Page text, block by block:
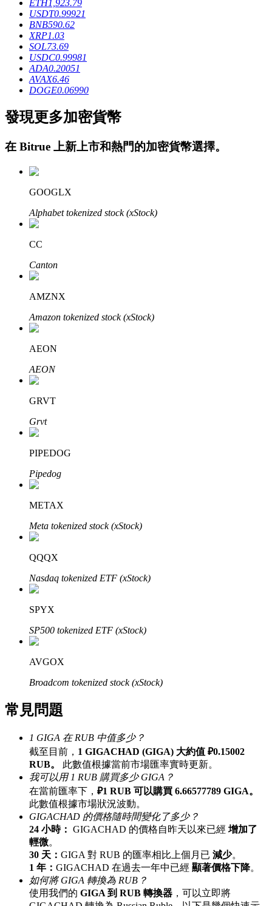
借貸寶
借貸數字貨幣，及時且安全的服務
享受活期理財及長期收益
學習理財
了解如何賺取穩定收入
Bitrue
合夥人計劃
Bitrue渠道合伙人
邀请好友
邀請朋友獲得現金獎勵
BTC 專享獎勵
ETH1,923.79
USDT0.99921
BNB590.62
XRP1.03
SOL73.69
USDC0.99981
ADA0.20051
AVAX6.46
DOGE0.06990
發現更多加密貨幣
在 Bitrue 上新上市和熱門的加密貨幣選擇。
GOOGLX
Alphabet tokenized stock (xStock)
CC
Canton
AMZNX
Amazon tokenized stock (xStock)
AEON
AEON
GRVT
Grvt
PIPEDOG
Pipedog
METAX
Meta tokenized stock (xStock)
QQQX
Nasdaq tokenized ETF (xStock)
SPYX
SP500 tokenized ETF (xStock)
AVGOX
Broadcom tokenized stock (xStock)
常見問題
1 GIGA 在 RUB 中值多少？
截至目前， 1 GIGACHAD (GIGA) 大約值 ₽0.15002
RUB。
此數值根據當前市場匯率實時更新。
我可以用 1 RUB 購買多少 GIGA？
在當前匯率下， ₽1 RUB 可以購買 6.66577789 GIGA。
此數值根據市場狀況波動。
GIGACHAD 的價格隨時間變化了多少？
24 小時： GIGACHAD 的價格自昨天以來已經 增加了
輕微。
30 天： GIGA 對 RUB 的匯率相比上個月已 減少。
1 年： GIGACHAD 在過去一年中已經 顯著價格下降。
如何將 GIGA 轉換為 RUB？
使用我們的 GIGA 到 RUB 轉換器 ，可以立即將